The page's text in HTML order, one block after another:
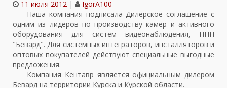
11 июля 2012 |
IgorA100
Наша компания подписала Дилерское соглашение с
одним из лидеров по производству камер и активного
оборудования для систем видеонаблюдения, НПП
"Бевард". Для системных интеграторов, инсталляторов и
оптовых покупателей действуют специальные выгодные
предложения.
Компания Кентавр является официальным дилером
Бевард на территории Курска и Курской области.